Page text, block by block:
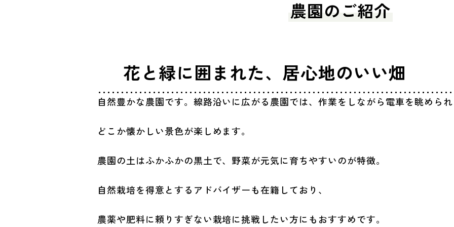
農園のご紹介
花と緑に囲まれた、居心地のいい畑
自然豊かな農園です。線路沿いに広がる農園では、作業をしながら電車を眺めら
どこか懐かしい景色が楽しめます。
農園の土はふかふかの黒土で、野菜が元気に育ちやすいのが特徴。
自然栽培を得意とするアドバイザーも在籍しており、
農薬や肥料に頼りすぎない栽培に挑戦したい方にもおすすめです。